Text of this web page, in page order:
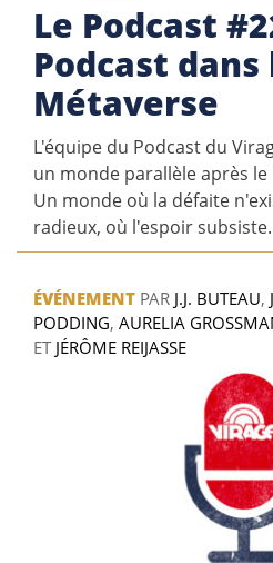
Le Podcast
Podcast dans
Métaverse
L'équipe du Podcast du
un monde parallèle après
Un monde où la défaite
radieux, où l'espoir subsiste.
ÉVÉNEMENT PAR J.J. BUTEAU,
PODDING, AURELIA
ET JÉRÔME REIJASSE